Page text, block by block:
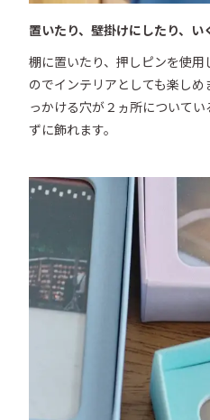
置いたり、壁掛けにしたり、
棚に置いたり、押しピンを使
のでインテリアとしても楽し
っかける穴が２ヵ所について
ずに飾れます。